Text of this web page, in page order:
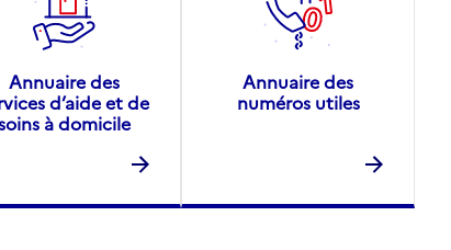
Annuaire des
d’aide et de
à domicile
Annuaire des
numéros utiles